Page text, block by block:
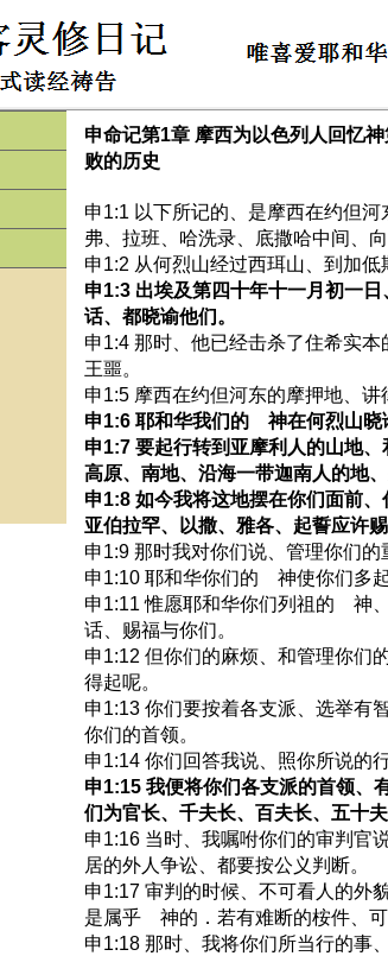
申命记第1章 摩西为以色列人回忆
败的历史
申1:1 以下所记的、是摩西在约但
弗、拉班、哈洗录、底撒哈中间、
申1:2 从何烈山经过西珥山、到加低
申1:3 出埃及第四十年十一月初一
话、都晓谕他们。
申1:4 那时、他已经击杀了住希实
王噩。
申1:5 摩西在约但河东的摩押地、讲
申1:6 耶和华我们的 神在何烈山晓
申1:7 要起行转到亚摩利人的山地
高原、南地、沿海一带迦南人的地
申1:8 如今我将这地摆在你们面前
亚伯拉罕、以撒、雅各、起誓应许
申1:9 那时我对你们说、管理你们的
申1:10 耶和华你们的 神使你们多
申1:11 惟愿耶和华你们列祖的 神
话、赐福与你们。
申1:12 但你们的麻烦、和管理你们
得起呢。
申1:13 你们要按着各支派、选举有
你们的首领。
申1:14 你们回答我说、照你所说的
申1:15 我便将你们各支派的首领、
们为官长、千夫长、百夫长、五十
申1:16 当时、我嘱咐你们的审判官
居的外人争讼、都要按公义判断。
申1:17 审判的时候、不可看人的外
是属乎 神的．若有难断的桉件、可
申1:18 那时、我将你们所当行的事